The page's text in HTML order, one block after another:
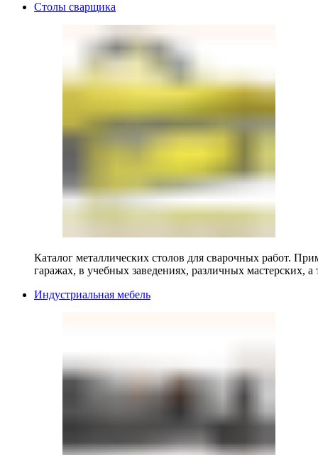
Столы сварщика
Каталог металлических столов для сварочных работ.
гаражах, в учебных заведениях, различных мастерских, а
Индустриальная мебель